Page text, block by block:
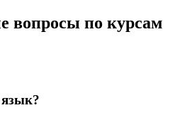
вопросы по курсам